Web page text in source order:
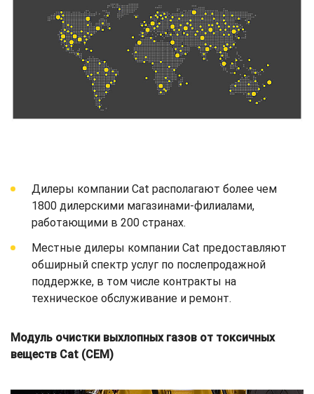
Дилеры компании Cat располагают более чем
1800 дилерскими магазинами-филиалами,
работающими в 200 странах.
Местные дилеры компании Cat предоставляют
обширный спектр услуг по послепродажной
поддержке, в том числе контракты на
техническое обслуживание и ремонт.
Модуль очистки выхлопных газов от токсичных
веществ Cat (CEM)